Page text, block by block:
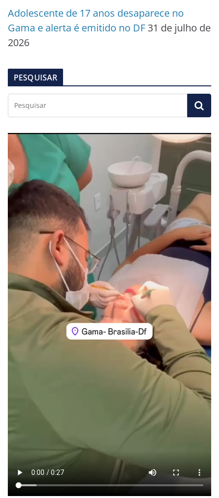
Adolescente de 17 anos desaparece no
Gama e alerta é emitido no DF 31 de julho de
2026
PESQUISAR